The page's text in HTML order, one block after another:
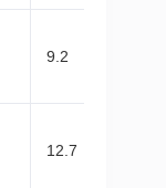
9.2
12.7